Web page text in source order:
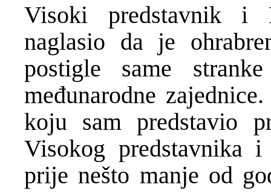
Visoki predstavnik i
naglasio da je
postigle same
međunarodne
koju sam predstavio
Visokog predstavnika i
prije nešto manje od